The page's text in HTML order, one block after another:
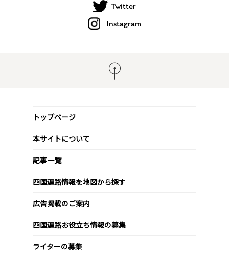
Twitter
Instagram
トップページ
本サイトについて
記事一覧
四国遍路情報を地図から探す
広告掲載のご案内
四国遍路お役立ち情報の募集
ライターの募集